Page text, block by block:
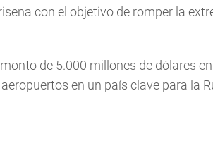
con el objetivo de romper la
de 5.000 millones de dólares
en un país clave para la